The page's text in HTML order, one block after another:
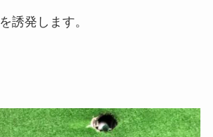
を誘発します。